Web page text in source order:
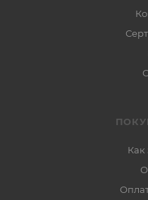
Как